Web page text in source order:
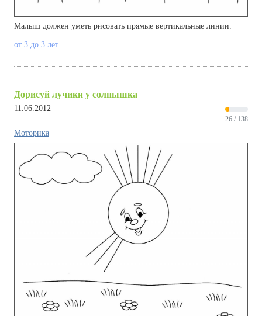
Малыш должен уметь рисовать прямые вертикальные линии.
от 3 до 3 лет
Дорисуй лучики у солнышка
11.06.2012
26 / 138
Моторика